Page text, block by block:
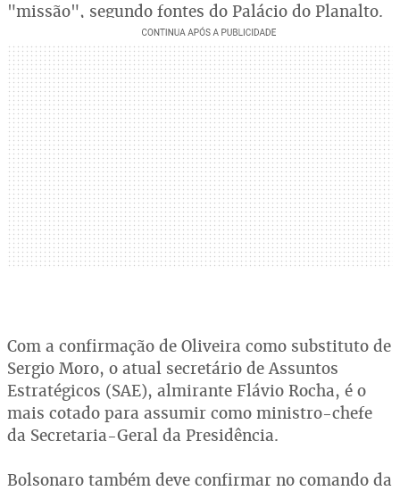
"missão", segundo fontes do Palácio do Planalto.
Com a confirmação de Oliveira como substituto de
Sergio Moro, o atual secretário de Assuntos
Estratégicos (SAE), almirante Flávio Rocha, é o
mais cotado para assumir como ministro-chefe
da Secretaria-Geral da Presidência.
Bolsonaro também deve confirmar no comando da